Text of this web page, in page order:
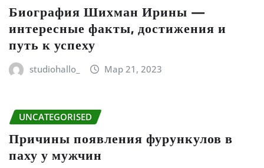
Биография Шихман Ирины —
интересные факты, достижения и
путь к успеху
studiohallo_ Мар 21, 2023
UNCATEGORISED
Причины появления фурункулов в
паху у мужчин